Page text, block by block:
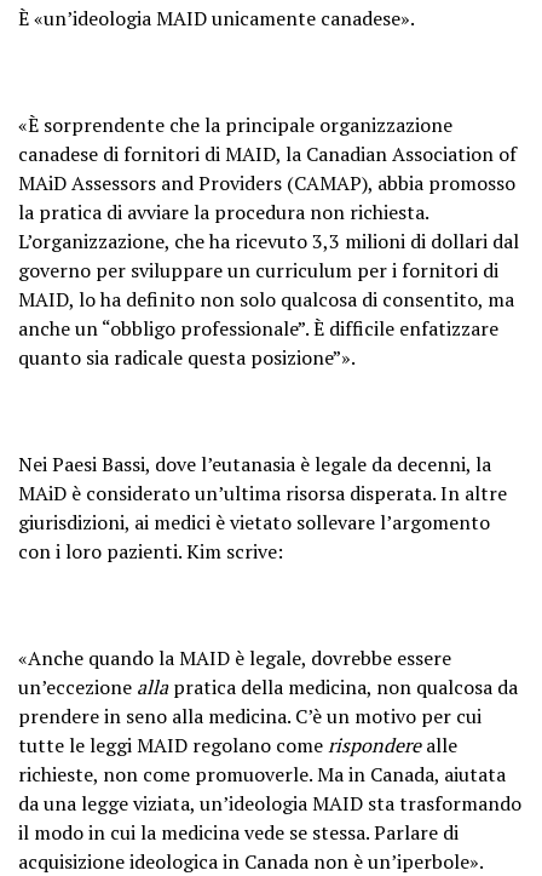
È «un’ideologia MAID unicamente canadese».
«È sorprendente che la principale organizzazione
canadese di fornitori di MAID, la Canadian Association of
MAiD Assessors and Providers (CAMAP), abbia promosso
la pratica di avviare la procedura non richiesta.
L’organizzazione, che ha ricevuto 3,3 milioni di dollari dal
governo per sviluppare un curriculum per i fornitori di
MAID, lo ha definito non solo qualcosa di consentito, ma
anche un “obbligo professionale”. È difficile enfatizzare
quanto sia radicale questa posizione”».
Nei Paesi Bassi, dove l’eutanasia è legale da decenni, la
MAiD è considerato un’ultima risorsa disperata. In altre
giurisdizioni, ai medici è vietato sollevare l’argomento
con i loro pazienti. Kim scrive:
«Anche quando la MAID è legale, dovrebbe essere
un’eccezione allapratica della medicina, non qualcosa da
prendere in seno alla medicina. C’è un motivo per cui
tutte le leggi MAID regolano comerisponderealle
richieste, non come promuoverle. Ma in Canada, aiutata
da una legge viziata, un’ideologia MAID sta trasformando
il modo in cui la medicina vede se stessa. Parlare di
acquisizione ideologica in Canada non è un’iperbole».